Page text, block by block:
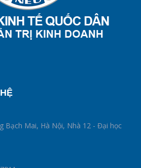
Bạch Mai, Hà Nội, Nhà 12 - Đại học